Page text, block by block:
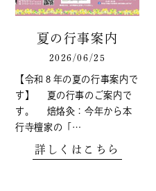
夏の行事案内
2026/06/25
【令和８年の夏の行事案内で
す】 夏の行事のご案内で
す。 焙烙灸：今年から本
行寺檀家の「…
詳しくはこちら